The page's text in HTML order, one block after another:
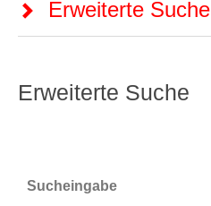
Erweiterte Suche
Erweiterte Suche
Sucheingabe